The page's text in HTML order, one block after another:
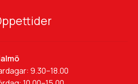
9.30–18.00